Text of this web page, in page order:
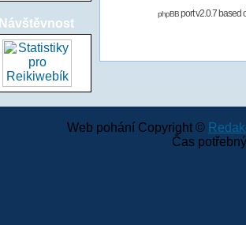
Návštěvnost
phpBBport v2.0.7 based
Web pohání Copyright ©
Čas